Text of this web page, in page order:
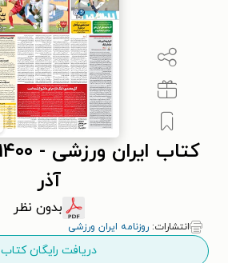
آذر
بدون نظر
انتشارات: روزنامه ایران ورزشی
دریافت رایگان کتاب